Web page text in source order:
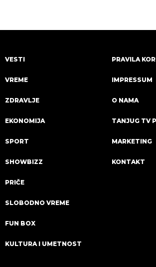
VESTI
VREME
ZDRAVLJE
EKONOMIJA
SPORT
SHOWBIZZ
PRIČE
SLOBODNO VREME
FUN BOX
KULTURA I UMETNOST
PRAVILA
IMPRESSUM
O NAMA
TANJUG TV
MARKETING
KONTAKT